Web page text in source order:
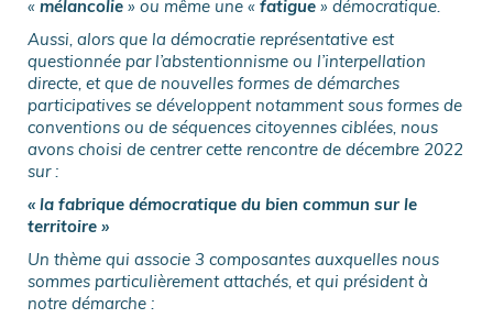
« mélancolie » ou même une « fatigue » démocratique.
Aussi, alors que la démocratie représentative est
questionnée par l’abstentionnisme ou l’interpellation
directe, et que de nouvelles formes de démarches
participatives se développent notamment sous formes de
conventions ou de séquences citoyennes ciblées, nous
avons choisi de centrer cette rencontre de décembre 2022
sur :
« la fabrique démocratique du bien commun sur le
territoire »
Un thème qui associe 3 composantes auxquelles nous
sommes particulièrement attachés, et qui président à
notre démarche :